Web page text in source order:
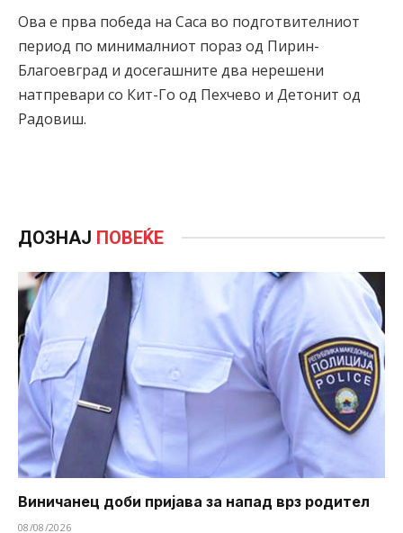
Ова е прва победа на Саса во подготвителниот
период по минималниот пораз од Пирин-
Благоевград и досегашните два нерешени
натпревари со Кит-Го од Пехчево и Детонит од
Радовиш.
ДОЗНАЈ ПОВЕЌЕ
Виничанец доби пријава за напад врз родител
08/08/2026